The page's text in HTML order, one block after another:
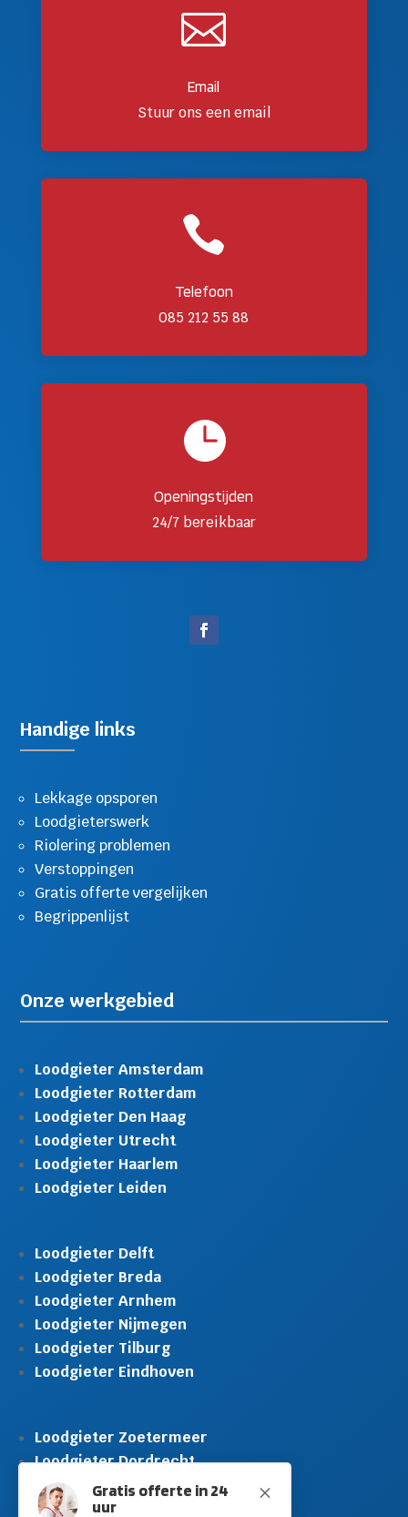

Email
Stuur ons een email

Telefoon
085 212 55 88

Openingstijden
24/7 bereikbaar
M
Gratis offerte in 24
uur
Handige links
Lekkage opsporen
Loodgieterswerk
Riolering problemen
Verstoppingen
Gratis offerte vergelijken
Begrippenlijst
Onze werkgebied
Loodgieter Amsterdam
Loodgieter Rotterdam
Loodgieter Den Haag
Loodgieter Utrecht
Loodgieter Haarlem
Loodgieter Leiden
Loodgieter Delft
Loodgieter Breda
Loodgieter Arnhem
Loodgieter Nijmegen
Loodgieter Tilburg
Loodgieter Eindhoven
Loodgieter Zoetermeer
Loodgieter Dordrecht
Loodgieter Rijswijk
Loodgieter Schiedam